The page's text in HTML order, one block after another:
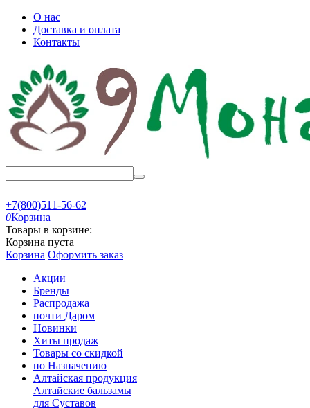
О нас
Доставка и оплата
Контакты
+7(800)511-56-62
0Корзина
Товары в корзине:
Корзина пуста
Корзина Оформить заказ
Акции
Бренды
Распродажа
почти Даром
Новинки
Хиты продаж
Товары со скидкой
по Назначению
Алтайская продукция
Алтайские бальзамы
для Суставов